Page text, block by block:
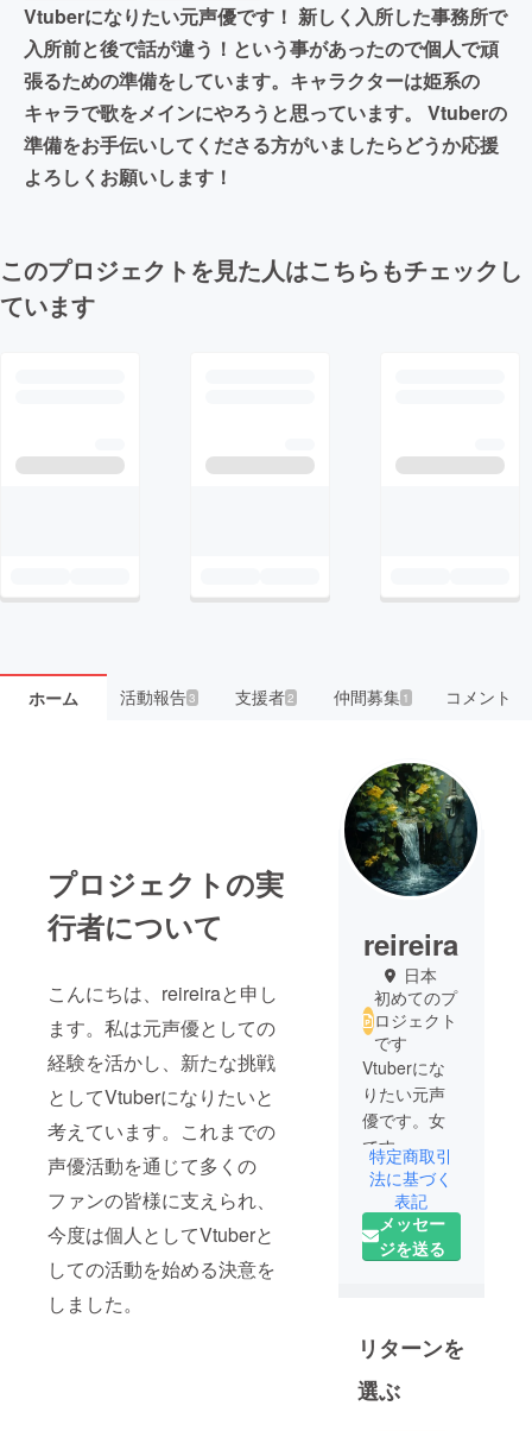
Vtuberになりたい元声優です！ 新しく入所した事務所で
入所前と後で話が違う！という事があったので個人で頑
張るための準備をしています。キャラクターは姫系の
キャラで歌をメインにやろうと思っています。 Vtuberの
準備をお手伝いしてくださる方がいましたらどうか応援
よろしくお願いします！
このプロジェクトを見た人はこちらもチェックし
ています
ホーム 活動報告3 支援者 2 仲間募集 1 コメント
プロジェクトの実
行者について
こんにちは、reireiraと申し
ます。私は元声優としての
経験を活かし、新たな挑戦
としてVtuberになりたいと
考えています。これまでの
声優活動を通じて多くの
ファンの皆様に支えられ、
今度は個人としてVtuberと
しての活動を始める決意を
しました。
reireira
日本
初めてのプ
ロジェクト
です
Vtuberにな
りたい元声
優です。女
です。
YouTubeで
は歌メイン
でやってい
きたいと
目指してま
す！
特定商取引
法に基づく
表記
メッセー
ジを送る
リターンを
選ぶ